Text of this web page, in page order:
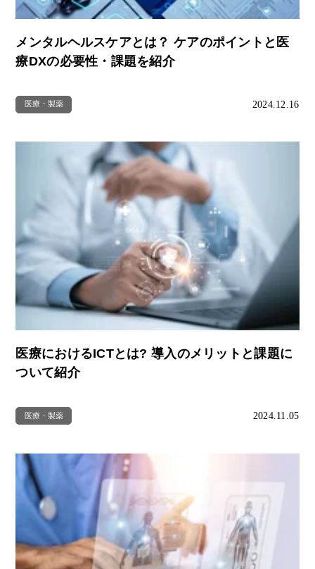
メンタルヘルスケアとは？ ケアのポイントと医
療DXの必要性・課題を紹介
医療・製薬 2024.12.16
医療におけるICTとは? 導入のメリットと課題に
ついて紹介
医療・製薬 2024.11.05